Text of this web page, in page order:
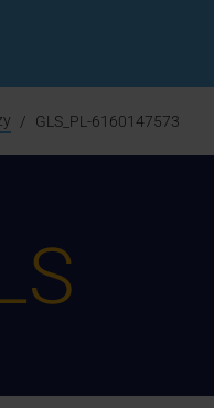
GLS_PL-6160147573